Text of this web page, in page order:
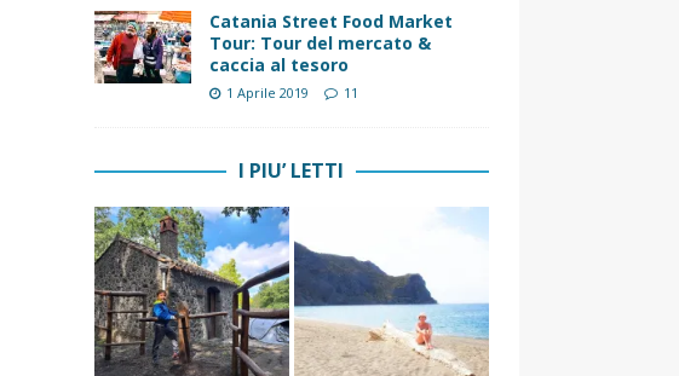
Catania Street Food Market
Tour: Tour del mercato &
caccia al tesoro
1 Aprile 2019 11
I PIU’ LETTI